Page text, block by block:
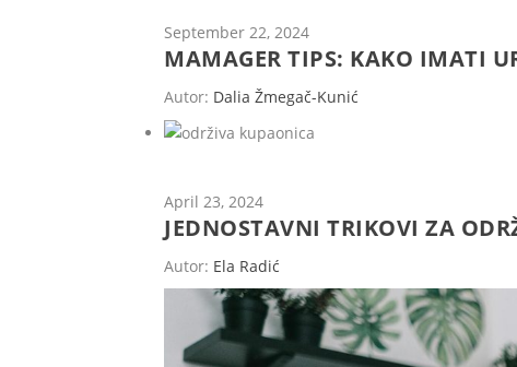
September 22, 2024
MAMAGER TIPS: KAKO IMATI
Autor: Dalia Žmegač-Kunić
April 23, 2024
JEDNOSTAVNI TRIKOVI ZA
Autor: Ela Radić